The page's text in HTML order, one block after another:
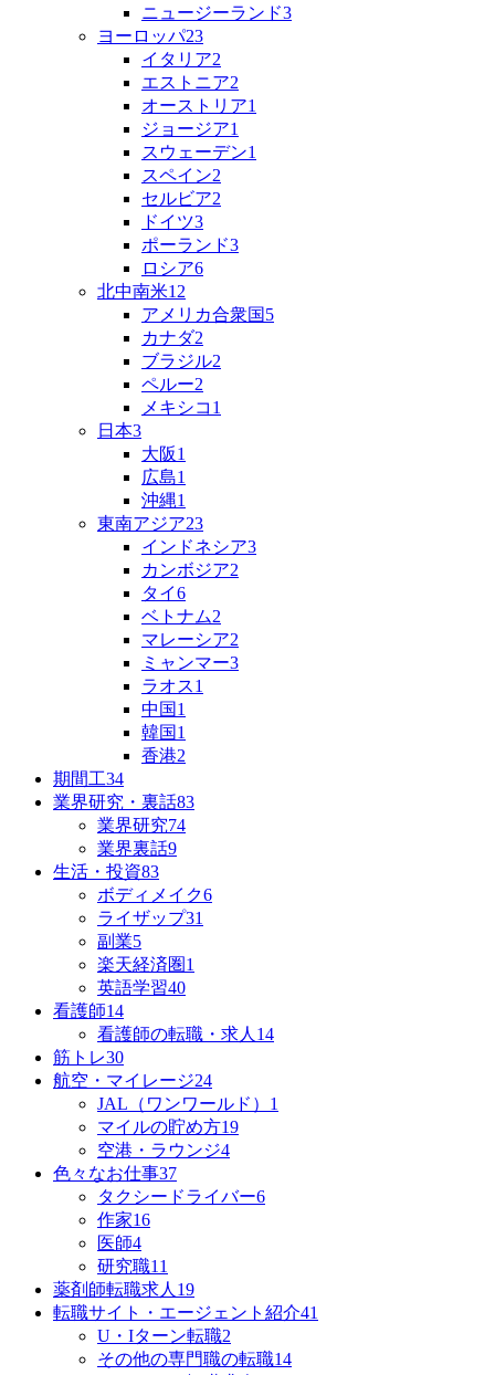
ニュージーランド3
ヨーロッパ23
イタリア2
エストニア2
オーストリア1
ジョージア1
スウェーデン1
スペイン2
セルビア2
ドイツ3
ポーランド3
ロシア6
北中南米12
アメリカ合衆国5
カナダ2
ブラジル2
ペルー2
メキシコ 1
日本3
大阪1
広島1
沖縄1
東南アジア23
インドネシア3
カンボジア2
タイ6
ベトナム2
マレーシア2
ミャンマー3
ラオス1
中国1
韓国1
香港2
期間工34
業界研究・裏話83
業界研究74
業界裏話9
生活・投資83
ボディメイク6
ライザップ31
副業5
楽天経済圏 1
英語学習40
看護師14
看護師の転職・求人 14
筋トレ30
航空・マイレージ24
JAL（ワンワールド） 1
マイルの貯め方19
空港・ラウンジ4
色々なお仕事37
タクシードライバー6
作家16
医師4
研究職11
薬剤師転職求人 19
転職サイト・エージェント紹介41
U・Iターン転職2
その他の専門職の転職14